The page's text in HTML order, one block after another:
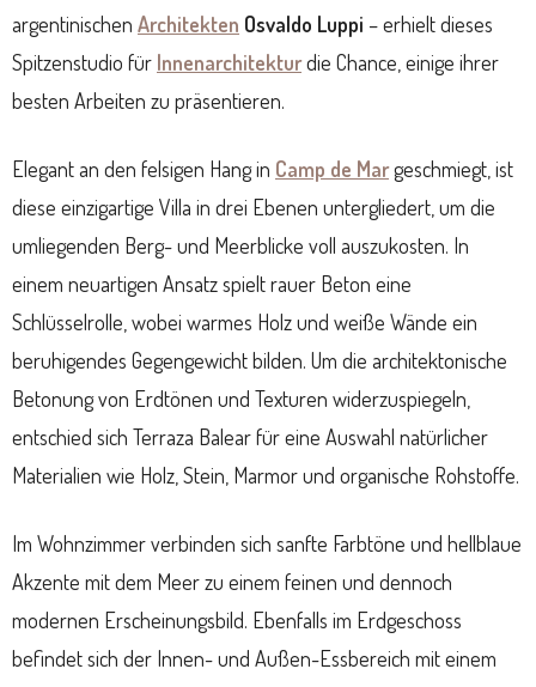
argentinischen Architekten Osvaldo Luppi – erhielt dieses
Spitzenstudio für Innenarchitekturdie Chance, einige ihrer
besten Arbeiten zu präsentieren.
Elegant an den felsigen Hang in Camp de Margeschmiegt, ist
diese einzigartige Villa in drei Ebenen untergliedert, um die
umliegenden Berg- und Meerblicke voll auszukosten. In
einem neuartigen Ansatz spielt rauer Beton eine
Schlüsselrolle, wobei warmes Holz und weiße Wände ein
beruhigendes Gegengewicht bilden. Um die architektonische
Betonung von Erdtönen und Texturen widerzuspiegeln,
entschied sich Terraza Balear für eine Auswahl natürlicher
Materialien wie Holz, Stein, Marmor und organische Rohstoffe.
Im Wohnzimmer verbinden sich sanfte Farbtöne und hellblaue
Akzente mit dem Meer zu einem feinen und dennoch
modernen Erscheinungsbild. Ebenfalls im Erdgeschoss
befindet sich der Innen- und Außen-Essbereich mit einem